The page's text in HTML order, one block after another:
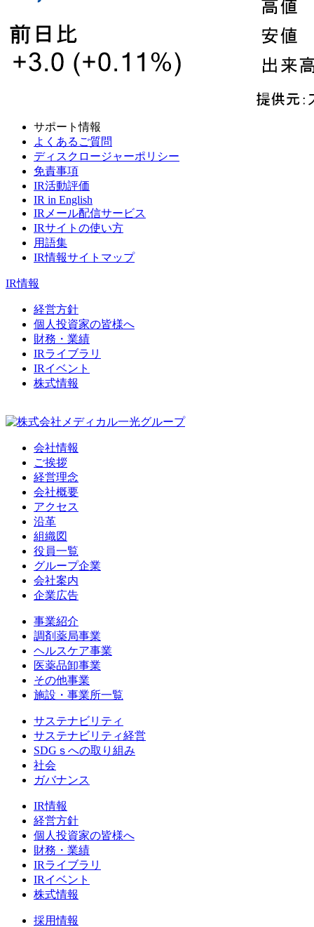
サポート情報
よくあるご質問
ディスクロージャーポリシー
免責事項
IR活動評価
IR in English
IRメール配信サービス
IRサイトの使い方
用語集
IR情報サイトマップ
IR情報
経営方針
個人投資家の皆様へ
財務・業績
IRライブラリ
IRイベント
株式情報
会社情報
ご挨拶
経営理念
会社概要
アクセス
沿革
組織図
役員一覧
グループ企業
会社案内
企業広告
事業紹介
調剤薬局事業
ヘルスケア事業
医薬品卸事業
その他事業
施設・事業所一覧
サステナビリティ
サステナビリティ経営
SDGｓへの取り組み
社会
ガバナンス
IR情報
経営方針
個人投資家の皆様へ
財務・業績
IRライブラリ
IRイベント
株式情報
採用情報